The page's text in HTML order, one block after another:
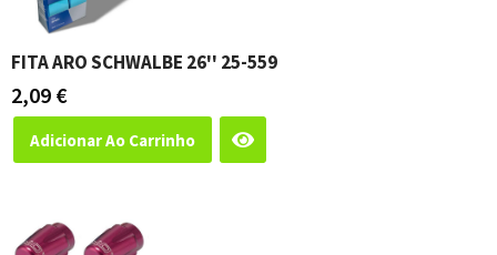
FITA ARO SCHWALBE 26'' 25-559
2,09 €
Adicionar Ao Carrinho